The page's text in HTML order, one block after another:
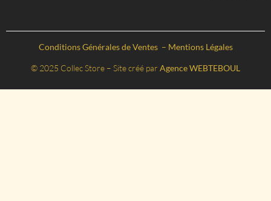
Conditions Générales de Ventes – Mentions Légales
© 2025 Collec Store – Site créé par Agence WEBTEBOUL